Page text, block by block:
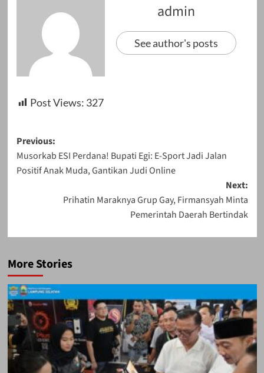
admin
See author's posts
Post Views: 327
Post
navigation
Previous:
Musorkab ESI Perdana! Bupati Egi: E-Sport Jadi Jalan
Positif Anak Muda, Gantikan Judi Online
Next:
Prihatin Maraknya Grup Gay, Firmansyah Minta
Pemerintah Daerah Bertindak
More Stories